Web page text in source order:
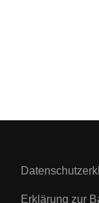
Erklärung zur